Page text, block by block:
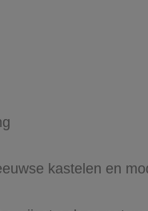
kastelen en